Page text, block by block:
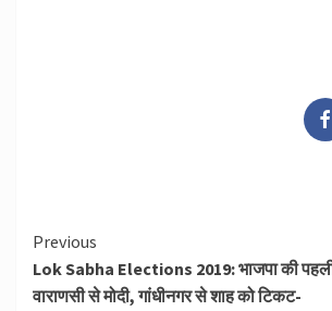
Continue
Reading
Previous
Lok Sabha Elections 2019: भाजपा की
वाराणसी से मोदी, गांधीनगर से शाह को टिकट-